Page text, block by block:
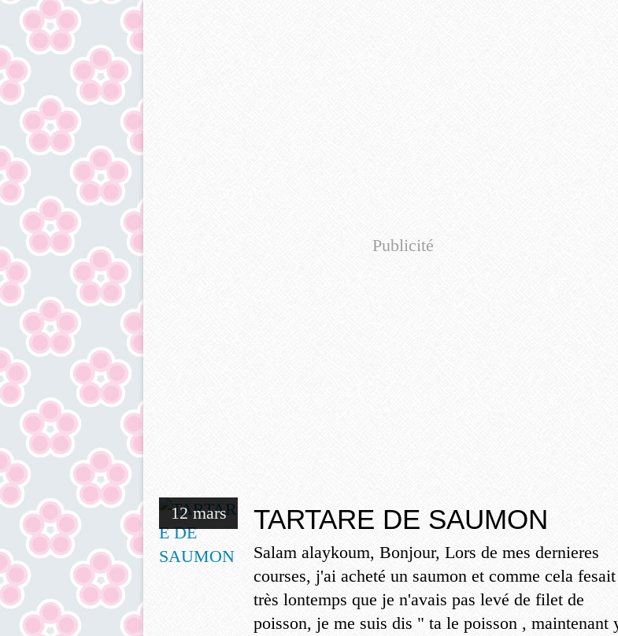
Publicité
12 mars TARTARE DE SAUMON
Salam alaykoum, Bonjour, Lors de mes dernieres
courses, j'ai acheté un saumon et comme cela fesait
très lontemps que je n'avais pas levé de filet de
poisson, je me suis dis " ta le poisson , maintenant